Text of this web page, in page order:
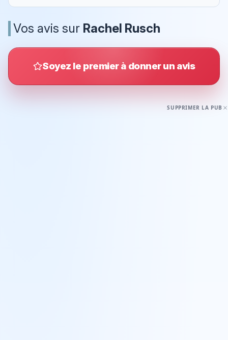
Vos avis sur Rachel Rusch
Soyez le premier à donner un avis
SUPPRIMER LA PUB